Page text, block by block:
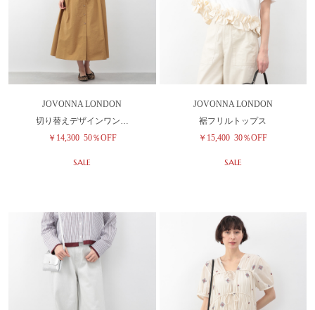
JOVONNA LONDON
切り替えデザインワン…
￥14,300 50％OFF
SALE
JOVONNA LONDON
裾フリルトップス
￥15,400 30％OFF
SALE